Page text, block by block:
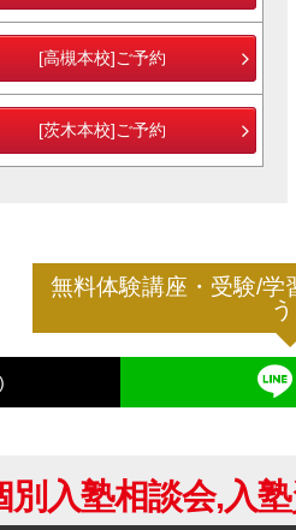
[高槻本校]ご予約
[茨木本校]ご予約
無料体験講座・受験/学
う
別入塾相談会,入